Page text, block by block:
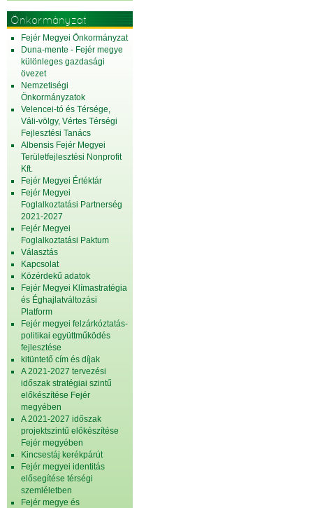
Önkormányzat
Fejér Megyei Önkormányzat
Duna-mente - Fejér megye
különleges gazdasági
övezet
Nemzetiségi
Önkormányzatok
Velencei-tó és Térsége,
Váli-völgy, Vértes Térségi
Fejlesztési Tanács
Albensis Fejér Megyei
Területfejlesztési Nonprofit
Kft.
Fejér Megyei Értéktár
Fejér Megyei
Foglalkoztatási Partnerség
2021-2027
Fejér Megyei
Foglalkoztatási Paktum
Választás
Kapcsolat
Közérdekű adatok
Fejér Megyei Klímastratégia
és Éghajlatváltozási
Platform
Fejér megyei felzárkóztatás-
politikai együttműködés
fejlesztése
kitüntető cím és díjak
A 2021-2027 tervezési
időszak stratégiai szintű
előkészítése Fejér
megyében
A 2021-2027 időszak
projektszintű előkészítése
Fejér megyében
Kincsestáj kerékpárút
Fejér megyei identitás
elősegítése térségi
szemléletben
Fejér megye és